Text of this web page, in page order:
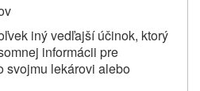
iný vedľajší účinok, ktorý
informácii pre
svojmu lekárovi alebo